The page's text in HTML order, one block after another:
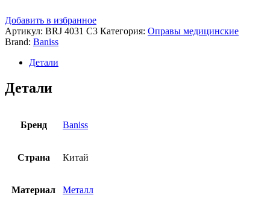
Добавить в избранное
Артикул: BRJ 4031 C3 Категория: Оправы медицинские
Brand: Baniss
Детали
Детали
Бренд Baniss
Страна Китай
Материал Металл